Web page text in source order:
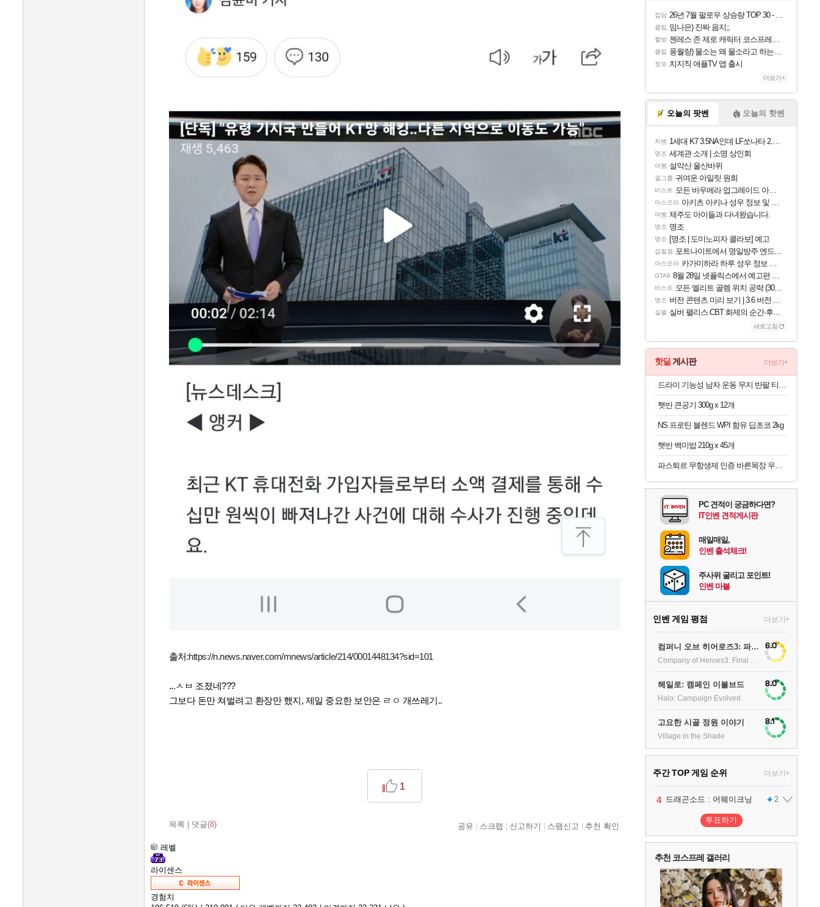
출처:https://n.news.naver.com/mnews/article/214/0001448134?sid=101
...ㅅㅂ 조졌네???
그보다 돈만 쳐벌려고 환장만 했지, 제일 중요한 보안은 ㄹㅇ 개쓰레기..
목록 댓글(8)
1
공유 스크랩 신고하기 스팸신고 추천 확인
레벨
라이센스
경험치
잡담 26년 7월 팔로우 상승량 TOP 30 - 월간 치지직
클립 임나은) 진짜 음지;;
짤방 젠레스 존 제로 캐릭터 코스프레한 꽁주
클립 풍월량) 물소는 왜 물소라고 하는거야? 아! 그만 ㅋㅋ 알았어 ㅋㅋ
정보 치지직 애플TV 앱 출시
더보기+
오늘의 팟벤 오늘의 핫벤
차벤 1세대 K7 3.5NA인데 LF쏘나타 2.0NA 기변하면 유류비 절약이 얼마나 될까요..?
명조 세계관 소개 | 소명 상인회
여행 설악산 울산바위
걸그룹 귀여운 아일릿 원희
비스트 모든 바우에라 업그레이드 아이템 획득 위치 공략 (89개)
아스오라 아키츠 아키나 성우 정보 및 주요 필모
여행 제주도 아이들과 다녀왔습니다.
명조 명조
명조 [명조 | 도미노피자 콜라보] 예고
섭컬겜 포트나이트에서 명일방주 엔드필드 [펠리카] 판매 예정
아스오라 카가미하라 하루 성우 정보 및 주요 필모
GTA6 8월 28일 넷플릭스에서 예고편 공개 예정
비스트 모든 엘리트 골렘 위치 공략 (30개) - 방랑 결투가
명조 버전 콘텐츠 미리 보기 | 3.6 버전 「신기루 속 등불 그림자, 속세에 깃든 검의 결심」이 8월 20일에 업데이트됩니다!
실팰 실버 팰리스 CBT 화제의 순간·후기 모음
새로고침
핫딜 게시판 더보기+
드라이 기능성 남자 운동 무지 반팔 티셔츠 빅사이즈
햇반 큰공기 300g x 12개
NS 프로틴 블렌드 WPI 함유 딥초코 2kg
햇반 백미밥 210g x 45개
파스퇴르 무항생제 인증 바른목장 우유 125ml x 24개
PC 견적이 궁금하다면?
IT인벤 견적게시판
매일매일,
인벤 출석체크!
주사위 굴리고 포인트!
인벤 마블
인벤 게임 평점 더보기+
컴퍼니 오브 히어로즈3: 파이널 스탠드 6.0
헤일로: 캠페인 이볼브드
Halo: Campaign Evolved
8.0
고요한 시골 정원 이야기
Village in the Shade
8.1
주간 TOP 게임 순위 더보기+
1 팰월드
2 1
3 프로야구스피리츠2026 2
4 드래곤소드 : 어웨이크닝 2
5 블라인드 삼국 1
6 그랑블루 판타지 리링크 - 엔드리스 라그나로크 1
투표하기
추천 코스프레 갤러리